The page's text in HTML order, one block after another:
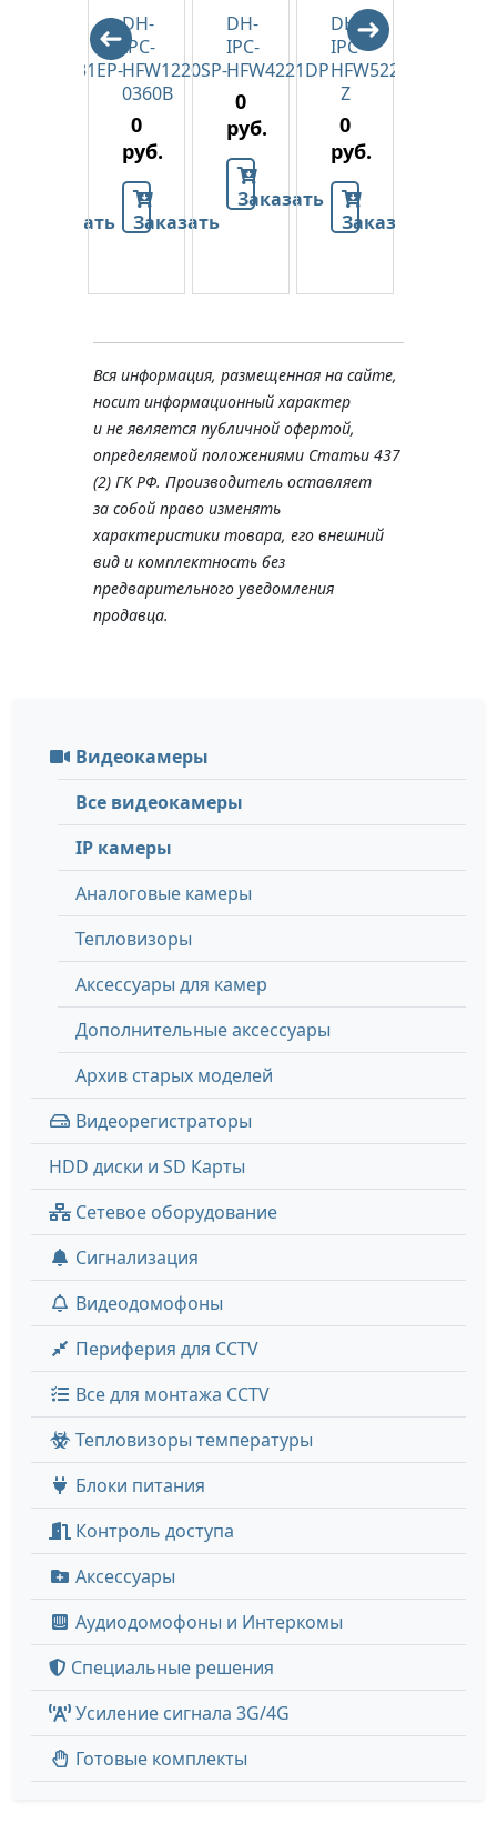
HFW5231EP-
Заказать
DH-
IPC-
HFW1220SP-
0360B
0
руб.
Заказать
DH-
IPC-
HFW4221DP
0
руб.
Заказать
DH-
IPC-
HFW5221EP-
Z
0
руб.
Заказать
Вся информация, размещенная на сайте,
носит информационный характер
и не является публичной офертой,
определяемой положениями Статьи 437
(2) ГК РФ. Производитель оставляет
за собой право изменять
характеристики товара, его внешний
вид и комплектность без
предварительного уведомления
продавца.
Видеокамеры
Все видеокамеры
IP камеры
Аналоговые камеры
Тепловизоры
Аксессуары для камер
Дополнительные аксессуары
Архив старых моделей
Видеорегистраторы
HDD диски и SD Карты
Сетевое оборудование
Сигнализация
Видеодомофоны
Периферия для CCTV
Все для монтажа CCTV
Тепловизоры температуры
Блоки питания
Контроль доступа
Аксессуары
Аудиодомофоны и Интеркомы
Специальные решения
Усиление сигнала 3G/4G
Готовые комплекты